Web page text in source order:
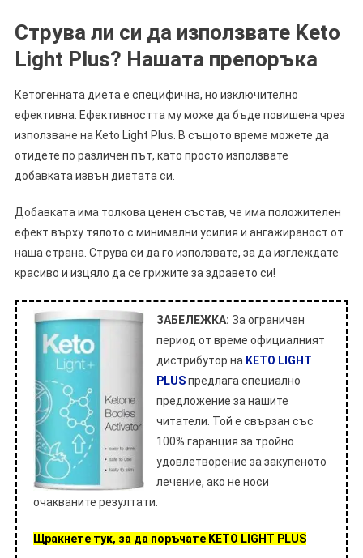
Струва ли си да използвате Keto
Light Plus? Нашата препоръка
Кетогенната диета е специфична, но изключително
ефективна. Ефективността му може да бъде повишена чрез
използване на Keto Light Plus. В същото време можете да
отидете по различен път, като просто използвате
добавката извън диетата си.
Добавката има толкова ценен състав, че има положителен
ефект върху тялото с минимални усилия и ангажираност от
наша страна. Струва си да го използвате, за да изглеждате
красиво и изцяло да се грижите за здравето си!
ЗАБЕЛЕЖКА: За ограничен
период от време официалният
дистрибутор на KETO LIGHT
PLUSпредлага специално
предложение за нашите
читатели. Той е свързан със
100% гаранция за тройно
удовлетворение за закупеното
лечение, ако не носи
очакваните резултати.
Щракнете тук, за да поръчате KETO LIGHT PLUS